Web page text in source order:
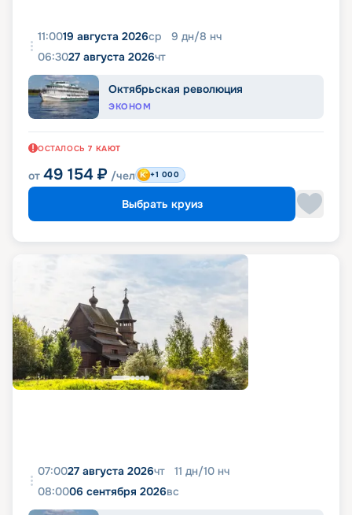
11:0019 августа 2026ср 9 дн/8 нч
06:3027 августа 2026чт
Октябрьская революция
ЭКОНОМ
ОСТАЛОСЬ 7 КАЮТ
от 49 154 ₽ /чел +1 000
Выбрать круиз
07:0027 августа 2026чт 11 дн/10 нч
08:0006 сентября 2026вс